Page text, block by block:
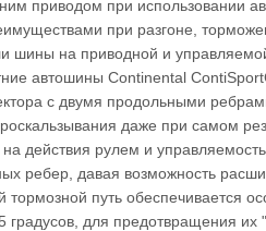
приводом при использовании
при разгоне,
шины на приводной и
автошины Continental
с двумя продольными
даже при самом
на действия рулем и
ребер, давая возможность
путь обеспечивается
для предотвращения их